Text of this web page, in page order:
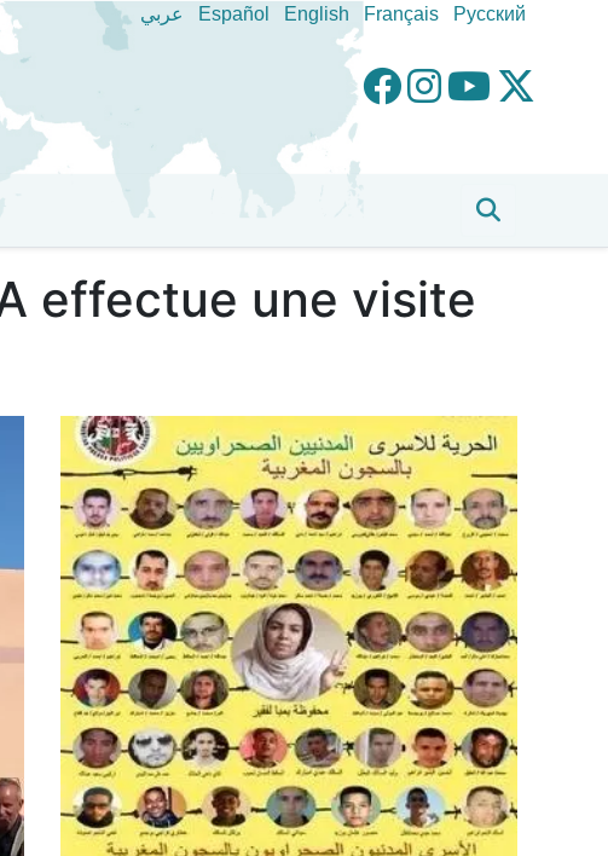
عربي Español English Français Pусский
effectue une visite